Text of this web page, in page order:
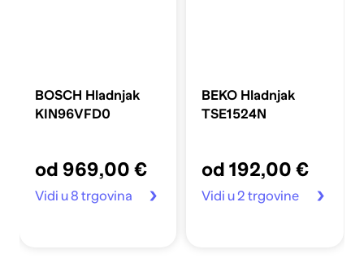
BOSCH Hladnjak
KIN96VFD0
od 969,00 €
Vidi u 8 trgovina
BEKO Hladnjak
TSE1524N
od 192,00 €
Vidi u 2 trgovine